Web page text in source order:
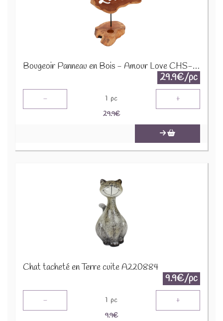
Bougeoir Panneau en Bois - Amour Love CHS-02
29.9€/pc
- 1 pc +
29.9€
Chat tacheté en Terre cuite A220884
9.9€/pc
- 1 pc +
9.9€